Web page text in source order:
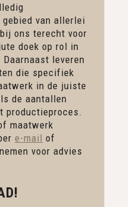
van allerlei
ons terecht voor
doek op rol in
leveren
die specifiek
in de juiste
de aantallen
productieproces.
maatwerk
e-mail of
voor advies